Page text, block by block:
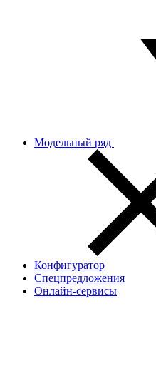
Модельный ряд
Конфигуратор
Спецпредложения
Онлайн-сервисы